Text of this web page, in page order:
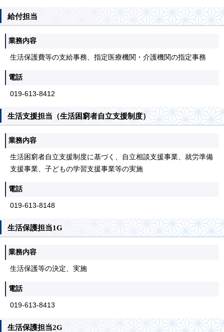
給付担当
業務内容
生活保護費等の支給事務、指定医療機関・介護機関の指定事務
電話
019-613-8412
生活支援担当（生活困窮者自立支援制度）
業務内容
生活困窮者自立支援制度に基づく、自立相談支援事業、就労準備
支援事業、子どもの学習支援事業等の実施
電話
019-613-8148
生活保護担当1G
業務内容
生活保護等の決定、実施
電話
019-613-8413
生活保護担当2G